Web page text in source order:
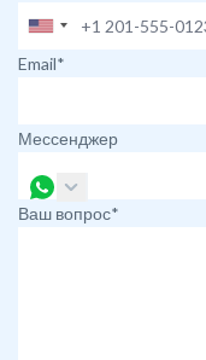
Email*
Мессенджер
Ваш вопрос*